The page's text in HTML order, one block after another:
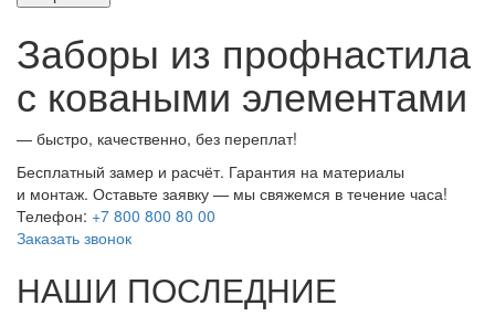
Заборы из профнастила
с коваными элементами
— быстро, качественно, без переплат!
Бесплатный замер и расчёт. Гарантия на материалы
и монтаж. Оставьте заявку — мы свяжемся в течение часа!
Телефон: +7 800 800 80 00
Заказать звонок
НАШИ ПОСЛЕДНИЕ